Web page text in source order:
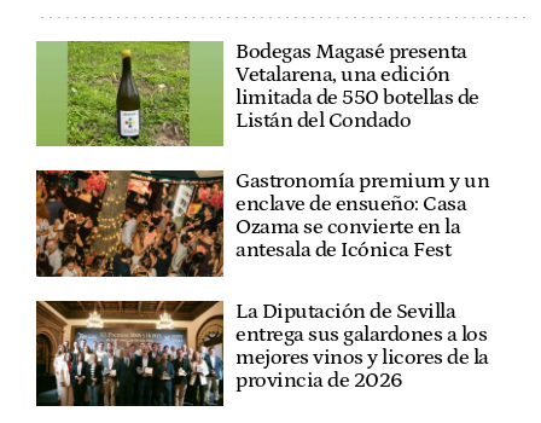
Bodegas Magasé presenta
Vetalarena, una edición
limitada de 550 botellas de
Listán del Condado
Gastronomía premium y un
enclave de ensueño: Casa
Ozama se convierte en la
antesala de Icónica Fest
La Diputación de Sevilla
entrega sus galardones a los
mejores vinos y licores de la
provincia de 2026